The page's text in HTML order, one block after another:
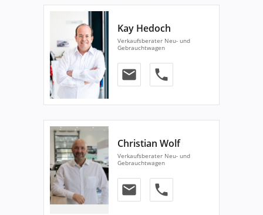
Kay Hedoch
Verkaufsberater Neu- und
Gebrauchtwagen
email phone
Christian Wolf
Verkaufsberater Neu- und
Gebrauchtwagen
email phone